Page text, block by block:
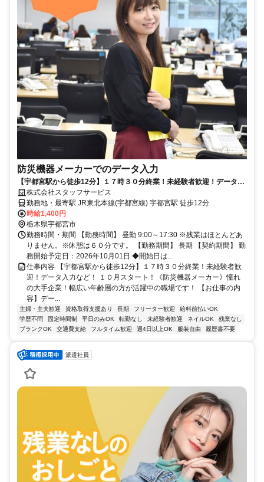
防災機器メーカーでのデータ入力
【宇都宮駅から徒歩12分】１７時３０分終業！未経験者歓迎！データ入
力など！
株式会社スタッフサービス
勤務地・最寄駅 JR東北本線(宇都宮線) 宇都宮駅 徒歩12分
時給1,400円
栃木県宇都宮市
勤務時間・期間 【勤務時間】 昼勤 9:00～17:30 ※残業はほとんどあ
りません。※休憩は６０分です。 【勤務期間】 長期 【契約期間】 勤
務開始予定日：2026年10月01日 ◆開始日は...
仕事内容 【宇都宮駅から徒歩12分】１７時３０分終業！未経験者歓
迎！データ入力など！ １０月スタート！《防災機器メーカー》憧れ
の大手企業！幅広い年齢層の方が活躍中の職場です！ 【お仕事の内
容】デー...
主婦・主夫歓迎 資格取得支援あり 長期 フリーター歓迎
給料前払いOK
学歴不問
固定時間制 平日のみOK 転勤なし 未経験者歓迎 ネイルOK
残業なし
ブランクOK
交通費支給 フルタイム歓迎 週4日以上OK 服装自由 履歴書不要
派遣社員